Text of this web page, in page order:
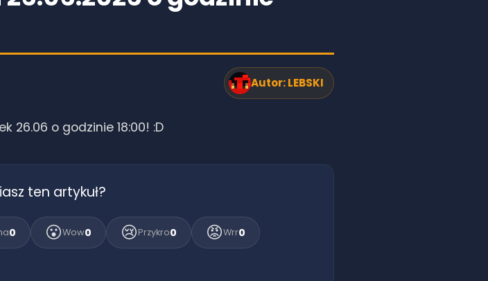
Autor:LEBSKI
26.06 o godzinie 18:00! :D
ten artykuł?
0 😮Wow0 😢Przykro0 😡Wrr0